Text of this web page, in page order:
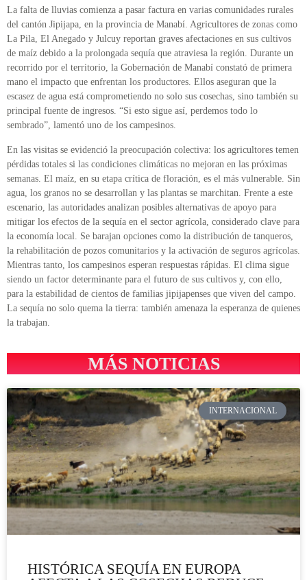
La falta de lluvias comienza a pasar factura en varias comunidades rurales
del cantón Jipijapa, en la provincia de Manabí. Agricultores de zonas como
La Pila, El Anegado y Julcuy reportan graves afectaciones en sus cultivos
de maíz debido a la prolongada sequía que atraviesa la región. Durante un
recorrido por el territorio, la Gobernación de Manabí constató de primera
mano el impacto que enfrentan los productores. Ellos aseguran que la
escasez de agua está comprometiendo no solo sus cosechas, sino también su
principal fuente de ingresos. “Si esto sigue así, perdemos todo lo
sembrado”, lamentó uno de los campesinos.
En las visitas se evidenció la preocupación colectiva: los agricultores temen
pérdidas totales si las condiciones climáticas no mejoran en las próximas
semanas. El maíz, en su etapa crítica de floración, es el más vulnerable. Sin
agua, los granos no se desarrollan y las plantas se marchitan. Frente a este
escenario, las autoridades analizan posibles alternativas de apoyo para
mitigar los efectos de la sequía en el sector agrícola, considerado clave para
la economía local. Se barajan opciones como la distribución de tanqueros,
la rehabilitación de pozos comunitarios y la activación de seguros agrícolas.
Mientras tanto, los campesinos esperan respuestas rápidas. El clima sigue
siendo un factor determinante para el futuro de sus cultivos y, con ello,
para la estabilidad de cientos de familias jipijapenses que viven del campo.
La sequía no solo quema la tierra: también amenaza la esperanza de quienes
la trabajan.
MÁS NOTICIAS
INTERNACIONAL
HISTÓRICA SEQUÍA EN EUROPA